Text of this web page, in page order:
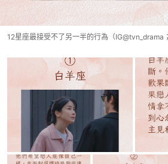
12星座最接受不了另一半的行為（IG@tvn_drama